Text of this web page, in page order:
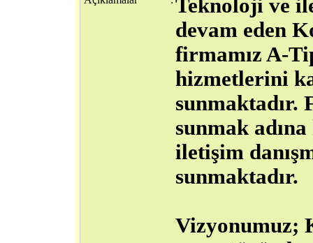
Teknoloji ve
devam eden
firmamız A-
hizmetlerini
sunmaktadır.
sunmak
iletişim
sunmaktadır.
Vizyonumuz;